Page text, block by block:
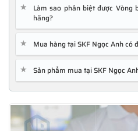
THÔNG TIN HỮU ÍCH NÊN
MUA HÀNG
Vòng bi SKF chính hãng, Những
✅
Xuất xứ vòng bi SKF chính hãng ở
✅Chất lượng vòng bi SKF chính hãng
✅Những cách phân biệt vòng bi
✅SKF Authenticate, Phần mềm
★
Làm sao phân biệt được Vòng
hãng?
★ Mua hàng tại SKF Ngọc Anh có
★ Sản phẩm mua tại SKF Ngọc